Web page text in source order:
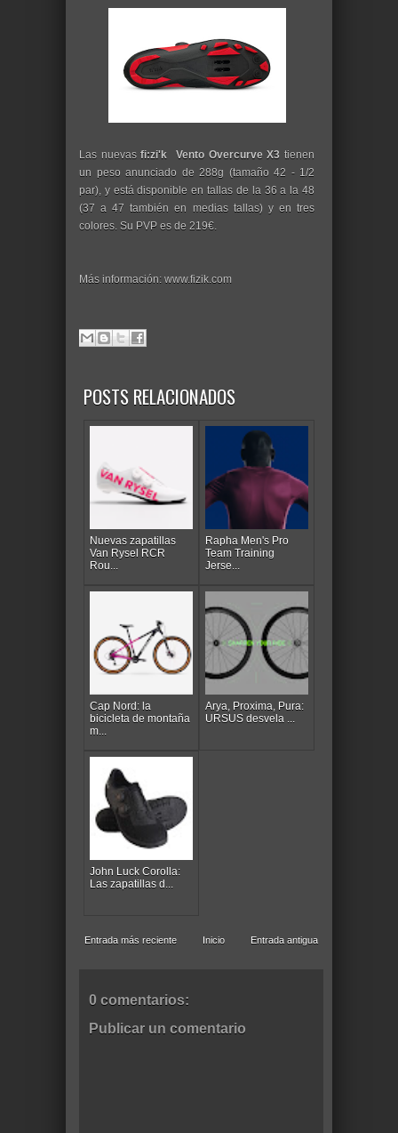
Las nuevasfi:zi'k Vento Overcurve X3 tienen
un peso anunciado de 288g (tamaño 42 - 1/2
par), y está disponible en tallas de la 36 a la 48
(37 a 47 también en medias tallas) y en tres
colores. Su PVP es de 219€.
Más información: www.fizik.com
POSTS RELACIONADOS
Nuevas zapatillas
Van Rysel RCR
Rou...
Rapha Men's Pro
Team Training
Jerse...
Cap Nord: la
bicicleta de montaña
m...
Arya, Proxima, Pura:
URSUS desvela ...
John Luck Corolla:
Las zapatillas d...
Entrada más reciente Entrada antigua
Inicio
0 comentarios:
Publicar un comentario